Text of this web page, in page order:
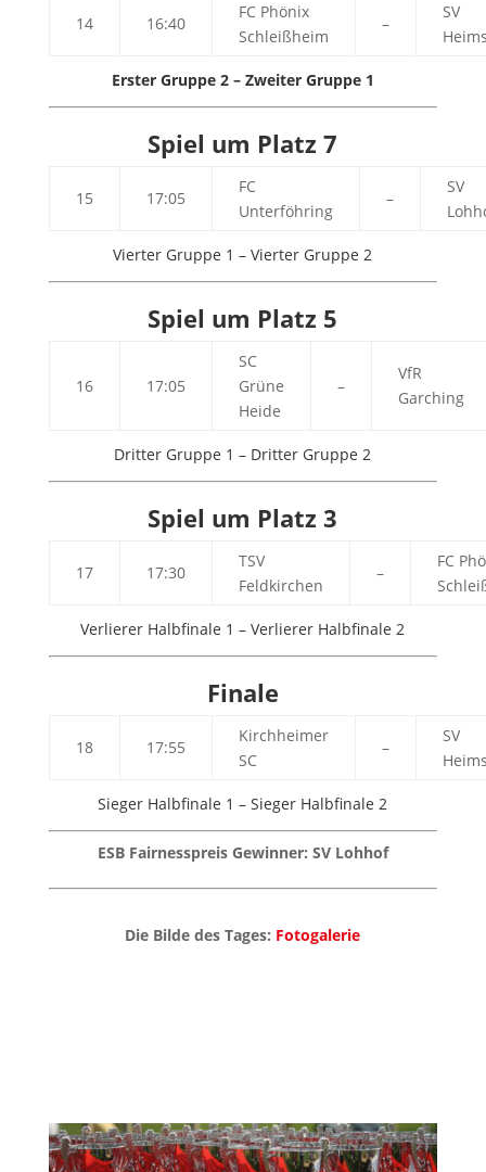
14 16:40
FC Phönix
Schleißheim
–
SV
Erster Gruppe 2 – Zweiter Gruppe 1
Spiel um Platz 7
15 17:05
FC
Unterföhring
–
SV
Vierter Gruppe 1 – Vierter Gruppe 2
Spiel um Platz 5
16 17:05
SC
Grüne
Heide
–
VfR
Garching
Dritter Gruppe 1 – Dritter Gruppe 2
Spiel um Platz 3
17 17:30
TSV
Feldkirchen
–
FC
Verlierer Halbfinale 1 – Verlierer Halbfinale 2
Finale
18 17:55
Kirchheimer
SC
–
SV
Sieger Halbfinale 1 – Sieger Halbfinale 2
ESB Fairnesspreis Gewinner: SV Lohhof
Die Bilde des Tages: Fotogalerie